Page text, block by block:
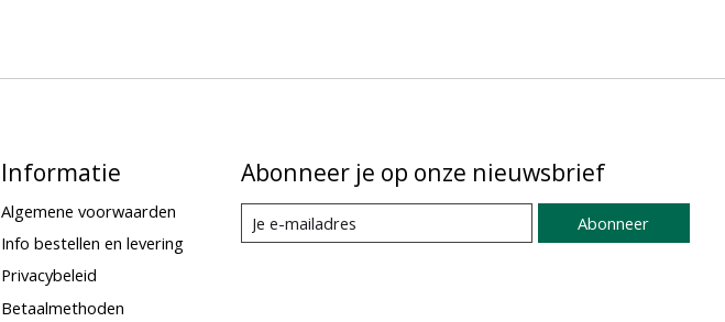
Informatie
Algemene voorwaarden
Info bestellen en levering
Privacybeleid
Betaalmethoden
Abonneer je op onze nieuwsbrief
Abonneer